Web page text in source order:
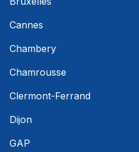
Cannes
Chambery
Chamrousse
Clermont-Ferrand
Dijon
GAP